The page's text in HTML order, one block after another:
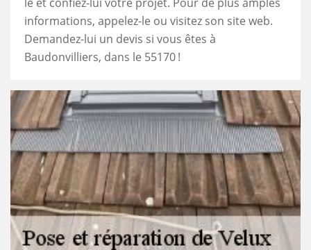
informations, appelez-le ou visitez son site web.
Demandez-lui un devis si vous êtes à
Baudonvilliers, dans le 55170 !